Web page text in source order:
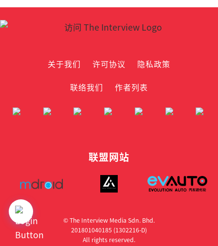
关于我们 许可协议
隐私政策
联络我们
作者列表
联盟网站
© The Interview Media Sdn. Bhd.
201801040185 (1302216­-D)
All rights reserved.